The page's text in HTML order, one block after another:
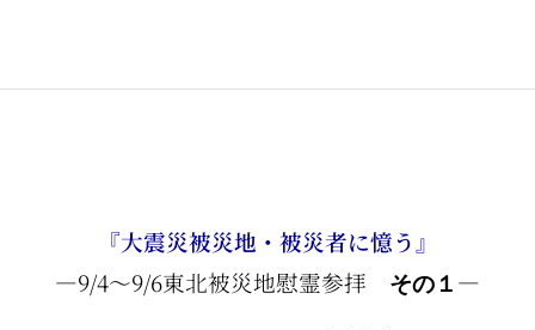
『大震災被災地・被災者に憶う』
―9/4～9/6東北被災地慰霊参拝 その１―